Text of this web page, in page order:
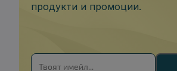
продукти и промоции.